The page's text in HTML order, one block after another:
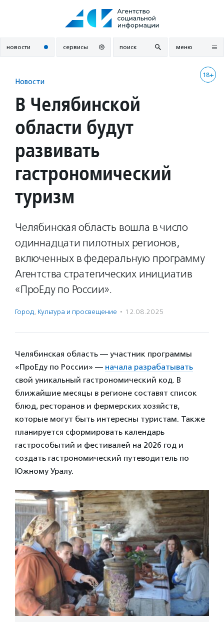
новости сервисы поиск меню
18+
Новости
В Челябинской
области будут
развивать
гастрономический
туризм
Челябинская область вошла в число
одиннадцати пилотных регионов,
включенных в федеральную программу
Агентства стратегических инициатив
«ПроЕду по России».
Город, Культура и просвещение · 12.08.2025
Челябинская область — участник программы
«ПроЕду по России» — начала разрабатывать
свой уникальный гастрономический код. В
ближайшие месяцы в регионе составят список
блюд, ресторанов и фермерских хозяйств,
которые могут быть интересны туристам. Также
планируется сформировать календарь
гастрособытий и фестивалей на 2026 год и
создать гастрономический путеводитель по
Южному Уралу.